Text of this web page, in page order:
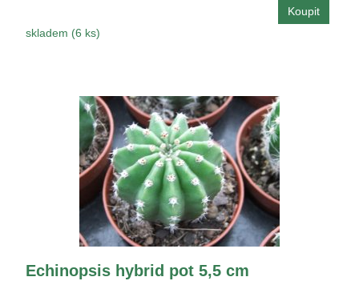
skladem (6 ks)
Echinopsis hybrid pot 5,5 cm